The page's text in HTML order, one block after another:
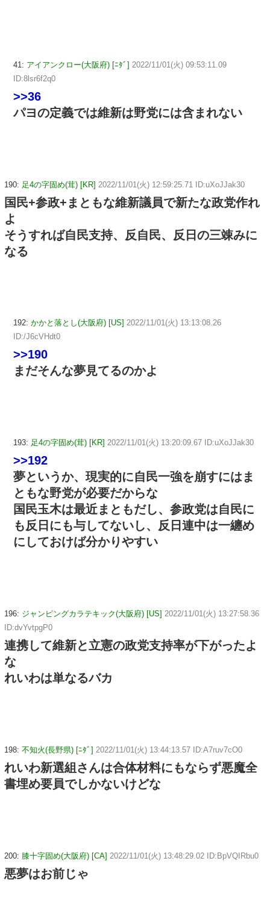
41: アイアンクロー(大阪府) [ﾆﾀﾞ] 2022/11/01(火) 09:53:11.09
ID:8lsr6f2q0
>>36
パヨの定義では維新は野党には含まれない
190: 足4の字固め(茸) [KR] 2022/11/01(火) 12:59:25.71 ID:uXoJJak30
国民+参政+まともな維新議員で新たな政党作れ
よ
そうすれば自民支持、反自民、反日の三竦みに
なる
192: かかと落とし(大阪府) [US] 2022/11/01(火) 13:13:08.26
ID:/J6cVHdt0
>>190
まだそんな夢見てるのかよ
193: 足4の字固め(茸) [KR] 2022/11/01(火) 13:20:09.67 ID:uXoJJak30
>>192
夢というか、現実的に自民一強を崩すにはま
ともな野党が必要だからな
国民玉木は最近まともだし、参政党は自民に
も反日にも与してないし、反日連中は一纏め
にしておけば分かりやすい
196: ジャンピングカラテキック(大阪府) [US] 2022/11/01(火) 13:27:58.36
ID:dvYvtpgP0
連携して維新と立憲の政党支持率が下がったよ
な
れいわは単なるバカ
198: 不知火(長野県) [ﾆﾀﾞ] 2022/11/01(火) 13:44:13.57 ID:A7ruv7cO0
れいわ新選組さんは合体材料にもならず悪魔全
書埋め要員でしかないけどな
200: 膝十字固め(大阪府) [CA] 2022/11/01(火) 13:48:29.02 ID:BpVQIRbu0
悪夢はお前じゃ